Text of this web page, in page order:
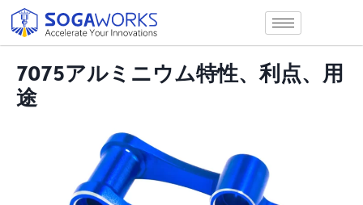
7075アルミニウム特性、利点、用
途